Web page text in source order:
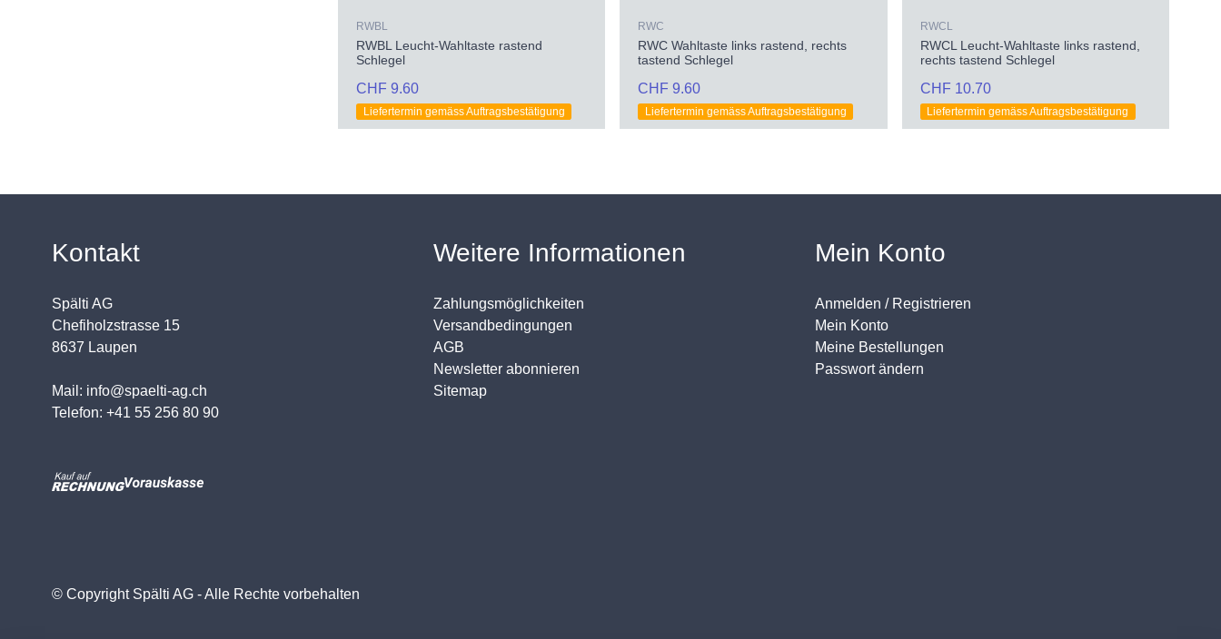
RWBL
RWBL Leucht-Wahltaste rastend
Schlegel
CHF 9.60
Liefertermin gemäss Auftragsbestätigung
RWC
RWC Wahltaste links rastend, rechts
tastend Schlegel
CHF 9.60
Liefertermin gemäss Auftragsbestätigung
RWCL
RWCL Leucht-Wahltaste links rastend,
rechts tastend Schlegel
CHF 10.70
Liefertermin gemäss Auftragsbestätigung
Kontakt
Spälti AG
Chefiholzstrasse 15
8637 Laupen
Mail: info@spaelti-ag.ch
Telefon: +41 55 256 80 90
Weitere Informationen
Zahlungsmöglichkeiten
Versandbedingungen
AGB
Newsletter abonnieren
Sitemap
Mein Konto
Anmelden / Registrieren
Mein Konto
Meine Bestellungen
Passwort ändern
© Copyright Spälti AG - Alle Rechte vorbehalten